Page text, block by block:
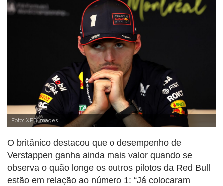
Foto: XPB Images
O britânico destacou que o desempenho de
Verstappen ganha ainda mais valor quando se
observa o quão longe os outros pilotos da Red Bull
estão em relação ao número 1: “Já colocaram